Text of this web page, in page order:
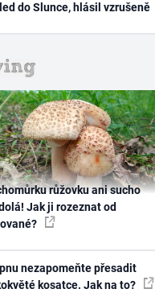
do Slunce, hlásil vzrušeně
růžovku ani sucho
Jak ji rozeznat od
nezapomeňte přesadit
kosatce. Jak na to?